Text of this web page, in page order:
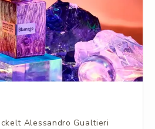
Alessandro Gualtieri